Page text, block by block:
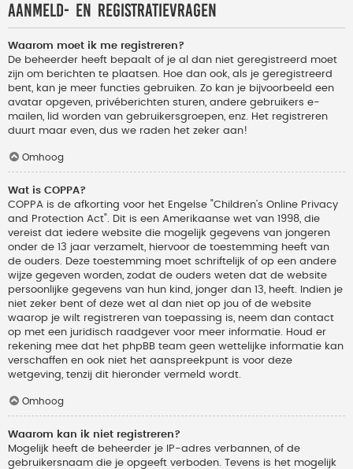
Aanmeld- en registratievragen
Waarom moet ik me registreren?
De beheerder heeft bepaalt of je al dan niet geregistreerd moet
zijn om berichten te plaatsen. Hoe dan ook, als je geregistreerd
bent, kan je meer functies gebruiken. Zo kan je bijvoorbeeld een
avatar opgeven, privéberichten sturen, andere gebruikers e-
mailen, lid worden van gebruikersgroepen, enz. Het registreren
duurt maar even, dus we raden het zeker aan!
Omhoog
Wat is COPPA?
COPPA is de afkorting voor het Engelse "Children’s Online Privacy
and Protection Act". Dit is een Amerikaanse wet van 1998, die
vereist dat iedere website die mogelijk gegevens van jongeren
onder de 13 jaar verzamelt, hiervoor de toestemming heeft van
de ouders. Deze toestemming moet schriftelijk of op een andere
wijze gegeven worden, zodat de ouders weten dat de website
persoonlijke gegevens van hun kind, jonger dan 13, heeft. Indien je
niet zeker bent of deze wet al dan niet op jou of de website
waarop je wilt registreren van toepassing is, neem dan contact
op met een juridisch raadgever voor meer informatie. Houd er
rekening mee dat het phpBB team geen wettelijke informatie kan
verschaffen en ook niet het aanspreekpunt is voor deze
wetgeving, tenzij dit hieronder vermeld wordt.
Omhoog
Waarom kan ik niet registreren?
Mogelijk heeft de beheerder je IP-adres verbannen, of de
gebruikersnaam die je opgeeft verboden. Tevens is het mogelijk